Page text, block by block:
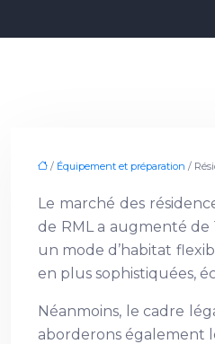
/ Équipement et préparation /
Le marché des
de RML a augmenté
un mode d’habitat
en plus sophistiquées,
Néanmoins, le cadre
aborderons également